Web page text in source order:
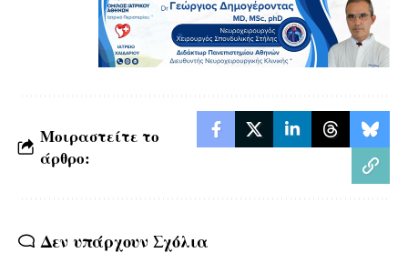
Μοιραστείτε το
άρθρο:
Δεν υπάρχουν Σχόλια